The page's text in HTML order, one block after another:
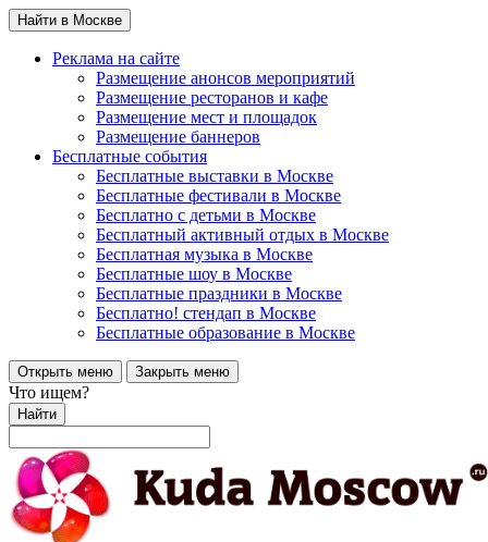
Найти в Москве
Реклама на сайте
Размещение анонсов мероприятий
Размещение ресторанов и кафе
Размещение мест и площадок
Размещение баннеров
Бесплатные события
Бесплатные выставки в Москве
Бесплатные фестивали в Москве
Бесплатно с детьми в Москве
Бесплатный активный отдых в Москве
Бесплатная музыка в Москве
Бесплатные шоу в Москве
Бесплатные праздники в Москве
Бесплатно! стендап в Москве
Бесплатные образование в Москве
Открыть меню Закрыть меню
Что ищем?
Найти